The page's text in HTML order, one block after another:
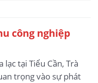
công nghiệp
lạc tại Tiểu Cần, Trà
trọng vào sự phát